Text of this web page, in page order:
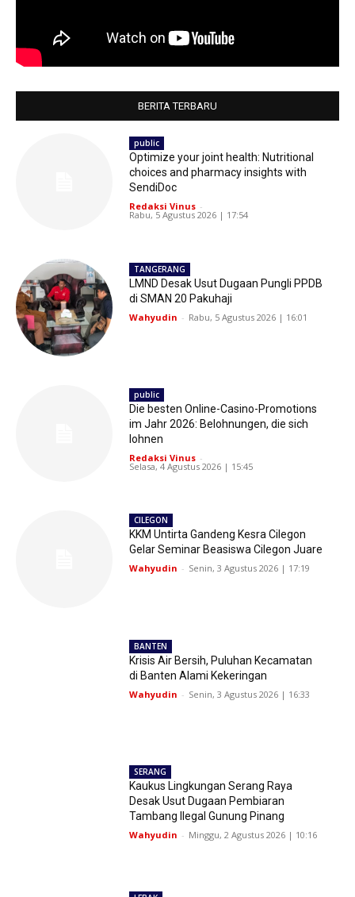
BERITA TERBARU
public
Optimize your joint health: Nutritional
choices and pharmacy insights with
SendiDoc
Redaksi Vinus -
Rabu, 5 Agustus 2026 | 17:54
TANGERANG
LMND Desak Usut Dugaan Pungli PPDB
di SMAN 20 Pakuhaji
Wahyudin - Rabu, 5 Agustus 2026 | 16:01
public
Die besten Online-Casino-Promotions
im Jahr 2026: Belohnungen, die sich
lohnen
Redaksi Vinus -
Selasa, 4 Agustus 2026 | 15:45
CILEGON
KKM Untirta Gandeng Kesra Cilegon
Gelar Seminar Beasiswa Cilegon Juare
Wahyudin - Senin, 3 Agustus 2026 | 17:19
BANTEN
Krisis Air Bersih, Puluhan Kecamatan
di Banten Alami Kekeringan
Wahyudin - Senin, 3 Agustus 2026 | 16:33
SERANG
Kaukus Lingkungan Serang Raya
Desak Usut Dugaan Pembiaran
Tambang Ilegal Gunung Pinang
Wahyudin - Minggu, 2 Agustus 2026 | 10:16